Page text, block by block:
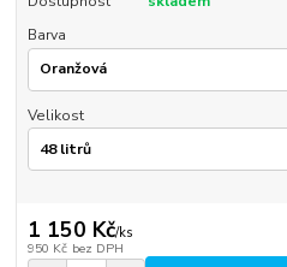
Barva
Velikost
1 150 Kč/ks
950 Kč bez DPH